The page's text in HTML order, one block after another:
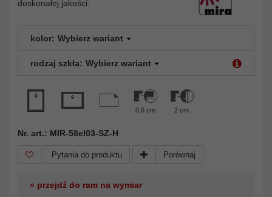
doskonałej jakości.
kolor: Wybierz wariant
rodzaj szkła: Wybierz wariant
0,6 cm 2 cm
Nr. art.: MIR-58el03-SZ-H
Pytania do produktu Porównaj
» przejdź do ram na wymiar